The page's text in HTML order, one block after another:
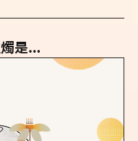
是...